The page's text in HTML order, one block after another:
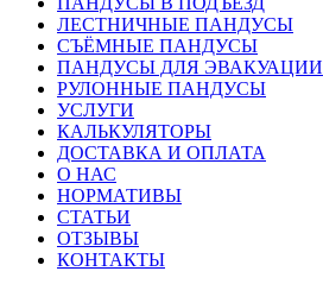
ЛЕСТНИЧНЫЕ ПАНДУСЫ
СЪЁМНЫЕ ПАНДУСЫ
ПАНДУСЫ ДЛЯ ЭВАКУАЦИИ
РУЛОННЫЕ ПАНДУСЫ
УСЛУГИ
КАЛЬКУЛЯТОРЫ
ДОСТАВКА И ОПЛАТА
О НАС
НОРМАТИВЫ
СТАТЬИ
ОТЗЫВЫ
КОНТАКТЫ